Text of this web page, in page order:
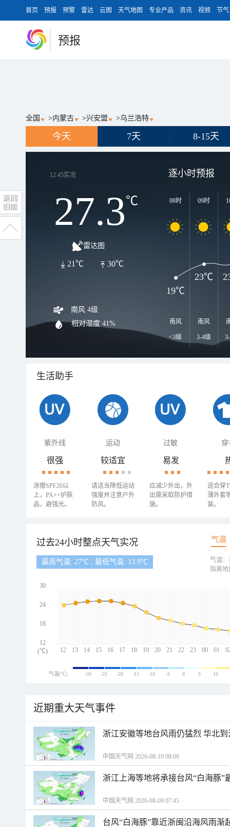
首页 预报 预警 雷达 云图 天气地图 专业产品 资讯 视频 节气
预报
全国 >内蒙古 >兴安盟 >乌兰浩特
今天 7天 8-15天
12:45实况
27.3℃
雷达图
30℃
21℃
南风 4级
相对湿度 41%
逐小时预报
08时
南风
<3级
09时
南风
3-4级
19℃
23℃
生活助手
紫外线 运动 过敏 穿
很强
涂擦SPF20以
上，PA++护肤
品，避强光。
较适宜
请适当降低运动
强度并注意户外
防风。
易发
应减少外出，外
出需采取防护措
施。
适合穿
薄外套
装。
过去24小时整点天气实况 气温
最高气温: 27℃ , 最低气温: 13.9℃
12 13 14 15 16 17 18 19 20 21 22 23 00 01
30
24
18
12
(℃)
气温：
指离地
气温(℃) -30 -25 -20 -15 -10 -5 0 5 10
近期重大天气事件
浙江安徽等地台风雨仍猛烈 华北
中国天气网 2026-08-10 08:00
浙江上海等地将承接台风“白海豚”
中国天气网 2026-08-09 07:45
台风“白海豚”靠近浙闽沿海风雨渐